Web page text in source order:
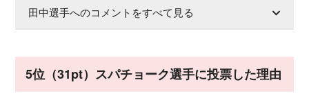
田中選手へのコメントをすべて見る
5位（31pt）スパチョーク選手に投票した理由